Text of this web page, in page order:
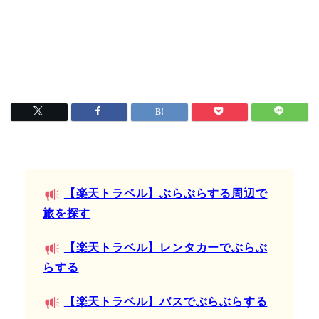
【楽天トラベル】ぶらぶらする周辺で
旅を探す
【楽天トラベル】レンタカーでぶらぶ
らする
【楽天トラベル】バスでぶらぶらする